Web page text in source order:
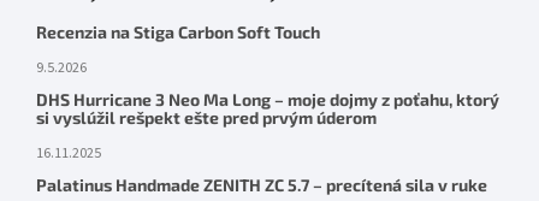
Recenzia na Stiga Carbon Soft Touch
9.5.2026
DHS Hurricane 3 Neo Ma Long – moje dojmy z poťahu, ktorý
si vyslúžil rešpekt ešte pred prvým úderom
16.11.2025
Palatinus Handmade ZENITH ZC 5.7 – precítená sila v ruke